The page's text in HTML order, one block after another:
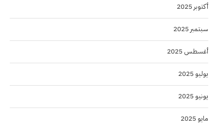
أكتوبر 2025
سبتمبر 2025
أغسطس 2025
يوليو 2025
يونيو 2025
مايو 2025